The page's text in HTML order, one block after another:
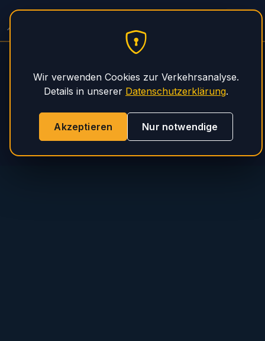
Wir verwenden Cookies zur Verkehrsanalyse.
Details in unserer Datenschutzerklärung.
Akzeptieren Nur notwendige